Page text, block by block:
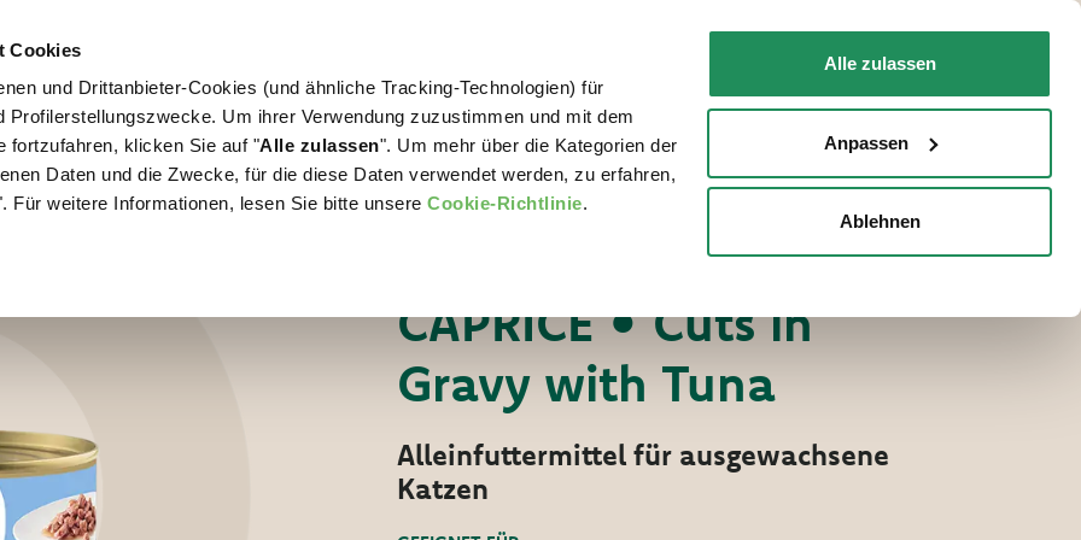
Cookies
und Drittanbieter-Cookies (und ähnliche Tracking-Technologien) für
Profilerstellungszwecke. Um ihrer Verwendung zuzustimmen und mit dem
fortzufahren, klicken Sie auf "Alle zulassen". Um mehr über die Kategorien der
Daten und die Zwecke, für die diese Daten verwendet werden, zu erfahren,
Für weitere Informationen, lesen Sie bitte unsereCookie-Richtlinie.
Alle zulassen
Anpassen
Ablehnen
Kontakt
WORLD OF LOVE FÜR IHREN HUND FÜR IHRE KATZE WO ZU KAUFEN
CAPRICE • Cuts in
Gravy with Tuna
Alleinfuttermittel für ausgewachsene
Katzen